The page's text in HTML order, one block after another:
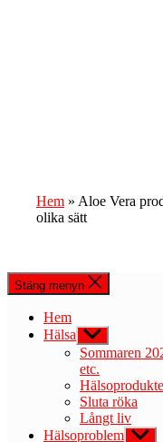
Hem » Aloe Vera
olika sätt
Stäng menyn
Hem
Hälsa Visa
undermeny
Sommaren
etc.
Sluta röka
Långt liv
Hälsoproblem Visa